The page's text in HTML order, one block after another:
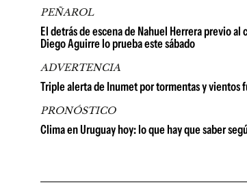
PEÑAROL
El detrás de escena de Nahuel Herrera previo
Diego Aguirre lo prueba este sábado
ADVERTENCIA
Triple alerta de Inumet por tormentas y vientos
PRONÓSTICO
Clima en Uruguay hoy: lo que hay que saber